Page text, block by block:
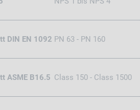
DIN EN 1092 PN 63 - PN 160
ASME B16.5 Class 150 - Class 1500